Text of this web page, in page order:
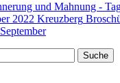
und Mahnung -
2022 Kreuzberg